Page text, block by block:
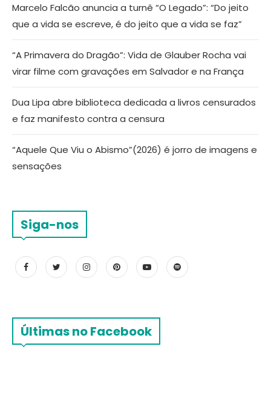
Marcelo Falcão anuncia a turnê “O Legado”: “Do jeito
que a vida se escreve, é do jeito que a vida se faz”
“A Primavera do Dragão”: Vida de Glauber Rocha vai
virar filme com gravações em Salvador e na França
Dua Lipa abre biblioteca dedicada a livros censurados
e faz manifesto contra a censura
“Aquele Que Viu o Abismo”(2026) é jorro de imagens e
sensações
Siga-nos
Últimas no Facebook